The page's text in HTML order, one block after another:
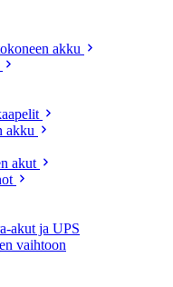
akku
akku
akut
akut ja UPS
vaihtoon